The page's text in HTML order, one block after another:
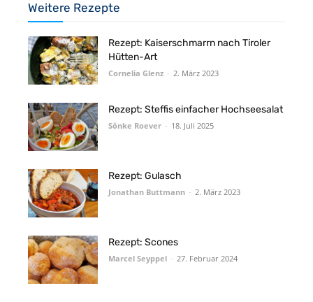
Weitere Rezepte
Rezept: Kaiserschmarrn nach Tiroler
Hütten-Art
Cornelia Glenz - 2. März 2023
Rezept: Steffis einfacher Hochseesalat
Sönke Roever - 18. Juli 2025
Rezept: Gulasch
Jonathan Buttmann - 2. März 2023
Rezept: Scones
Marcel Seyppel - 27. Februar 2024